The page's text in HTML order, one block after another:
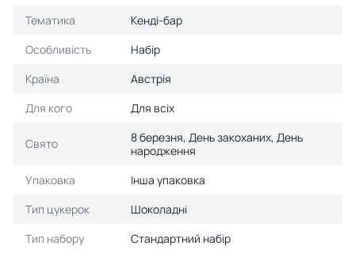
Тематика
Кенді-бар
Особливість
Набір
Країна
Австрія
Для кого
Для всіх
Свято
8 березня, День закоханих, День
народження
Упаковка
Інша упаковка
Тип цукерок
Шоколадні
Тип набору
Стандартний набір